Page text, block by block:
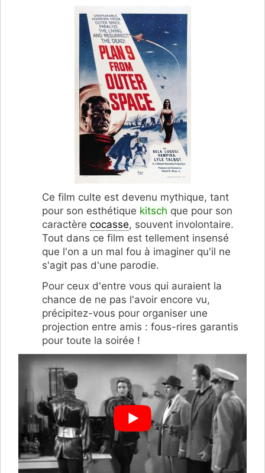
Ce film culte est devenu mythique, tant
pour son esthétique kitsch que pour son
caractère cocasse, souvent involontaire.
Tout dans ce film est tellement insensé
que l'on a un mal fou à imaginer qu'il ne
s'agit pas d'une parodie.
Pour ceux d'entre vous qui auraient la
chance de ne pas l'avoir encore vu,
précipitez-vous pour organiser une
projection entre amis : fous-rires garantis
pour toute la soirée !